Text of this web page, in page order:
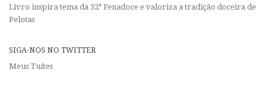
Livro inspira tema da 32ª Fenadoce e valoriza a tradição doceira de
Pelotas
SIGA-NOS NO TWITTER
Meus Tuítes